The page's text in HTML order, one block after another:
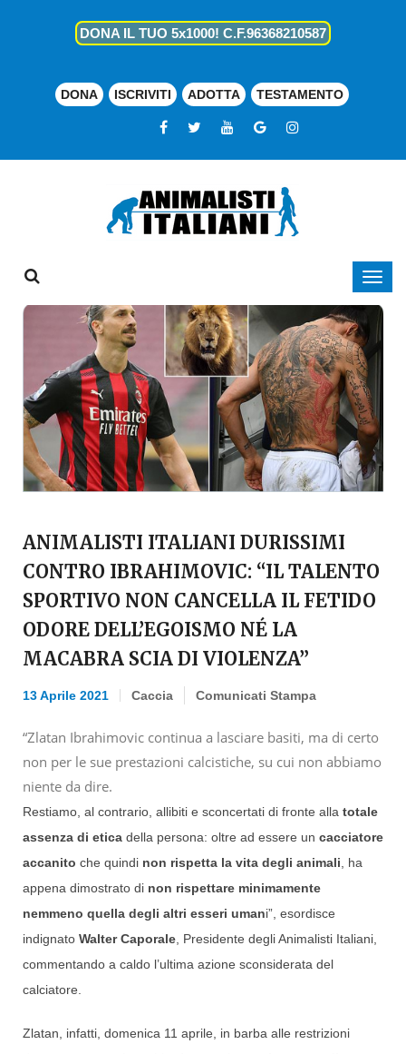
DONA IL TUO 5x1000! C.F.96368210587
DONA ISCRIVITI ADOTTA TESTAMENTO
ANIMALISTI ITALIANI DURISSIMI
CONTRO IBRAHIMOVIC: “IL TALENTO
SPORTIVO NON CANCELLA IL FETIDO
ODORE DELL’EGOISMO NÉ LA
MACABRA SCIA DI VIOLENZA”
13 Aprile 2021 Caccia Comunicati Stampa
“Zlatan Ibrahimovic continua a lasciare basiti, ma di certo
non per le sue prestazioni calcistiche, su cui non abbiamo
niente da dire.
Restiamo, al contrario, allibiti e sconcertati di fronte alla totale
assenza di etica della persona: oltre ad essere un cacciatore
accanito che quindi non rispetta la vita degli animali, ha
appena dimostrato di non rispettare minimamente
nemmeno quella degli altri esseri umani”, esordisce
indignato Walter Caporale, Presidente degli Animalisti Italiani,
commentando a caldo l’ultima azione sconsiderata del
calciatore.
Zlatan, infatti, domenica 11 aprile, in barba alle restrizioni